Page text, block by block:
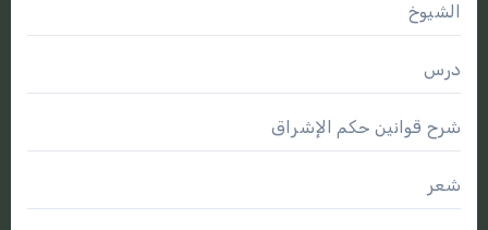
الشيوخ
درس
شرح قوانين حكم الإشراق
شعر